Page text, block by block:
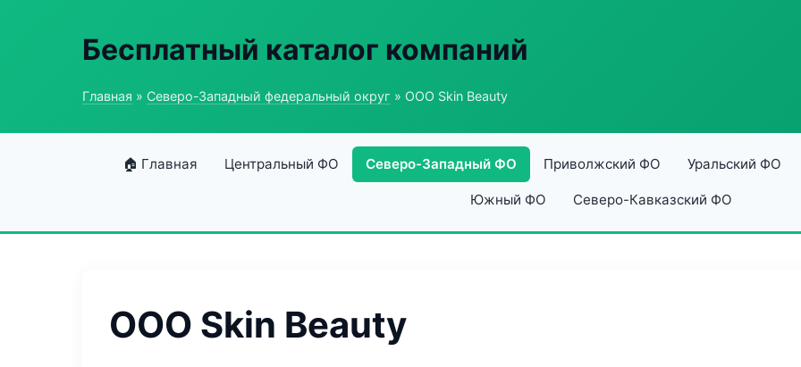
Бесплатный каталог компаний
Главная » Северо-Западный федеральный округ » ООО Skin Beauty
🏠 Главная Центральный ФО Северо-Западный ФО Приволжский ФО Уральский ФО
Южный ФО Северо-Кавказский ФО
ООО Skin Beauty